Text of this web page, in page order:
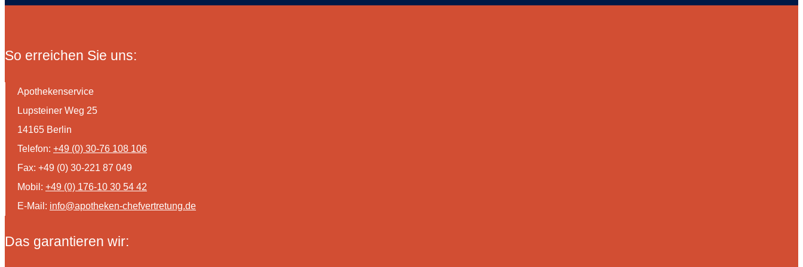
So erreichen Sie uns:
Apothekenservice
Lupsteiner Weg 25
14165 Berlin
Telefon: +49 (0) 30-76 108 106
Fax: +49 (0) 30-221 87 049
Mobil: +49 (0) 176-10 30 54 42
E-Mail: info@apotheken-chefvertretung.de
Das garantieren wir: